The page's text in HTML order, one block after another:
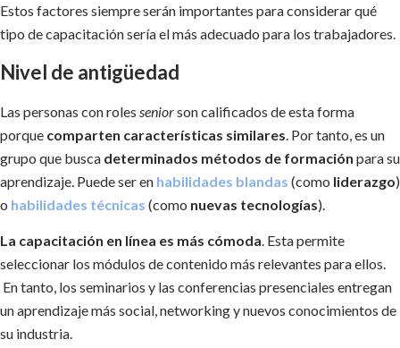
Estos factores siempre serán importantes para considerar qué
tipo de capacitación sería el más adecuado para los trabajadores.
Nivel de antigüedad
Las personas con roles seniorson calificados de esta forma
porque comparten características similares. Por tanto, es un
grupo que busca determinados métodos de formación para su
aprendizaje. Puede ser en habilidades blandas (como liderazgo)
o habilidades técnicas (como nuevas tecnologías).
La capacitación en línea es más cómoda. Esta permite
seleccionar los módulos de contenido más relevantes para ellos.
En tanto, los seminarios y las conferencias presenciales entregan
un aprendizaje más social, networking y nuevos conocimientos de
su industria.